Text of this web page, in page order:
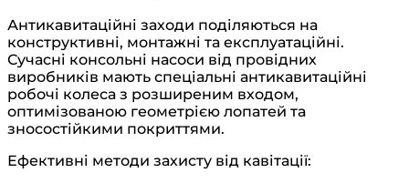
Антикавитаційні заходи поділяються на
конструктивні, монтажні та експлуатаційні.
Сучасні консольні насоси від провідних
виробників мають спеціальні антикавитаційні
робочі колеса з розширеним входом,
оптимізованою геометрією лопатей та
зносостійкими покриттями.
Ефективні методи захисту від кавітації: